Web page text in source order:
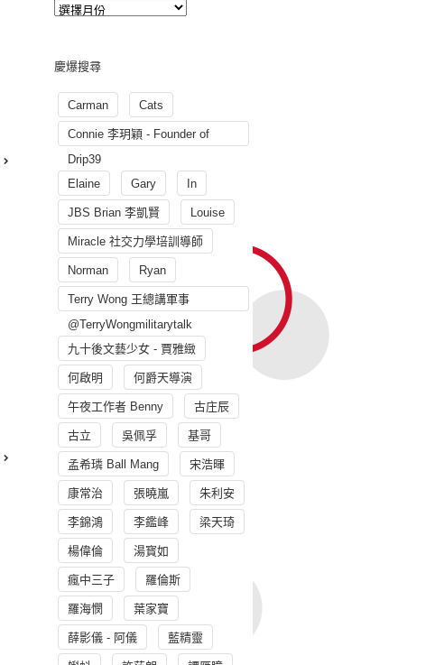
慶爆搜尋
Carman Cats
Connie 李玥穎 - Founder of
Drip39
Elaine
Gary In
JBS Brian 李凱賢 Louise
Miracle 社交力學培訓導師
Norman Ryan
Terry Wong 王總講軍事
@TerryWongmilitarytalk
九十後文藝少女 - 賈雅緻
何啟明 何爵天導演
午夜工作者 Benny 古庄辰
古立 吳佩孚 基哥
孟希璘 Ball Mang 宋浩暉
康常治 張曉嵐 朱利安
李錦鴻 李鑑峰 梁天琦
楊偉倫 湯寳如
瘋中三子 羅倫斯
羅海憫 葉家寶
薛影儀 - 阿儀 藍精靈